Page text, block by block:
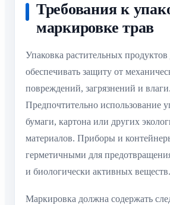
Требования к
маркировке трав
Упаковка растительных
обеспечивать защиту от
повреждений, загрязнений и влаги.
Предпочтительно использование
бумаги, картона или других
материалов. Приборы и
герметичными для
и биологически активных веществ.
Маркировка должна содержать